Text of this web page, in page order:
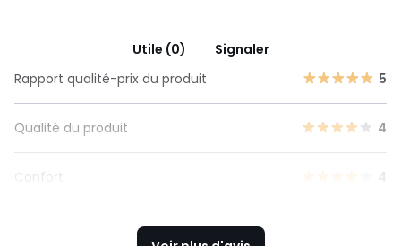
Utile (0)
Signaler
Rapport qualité-prix du produit
5
Qualité du produit 4
Confort 4